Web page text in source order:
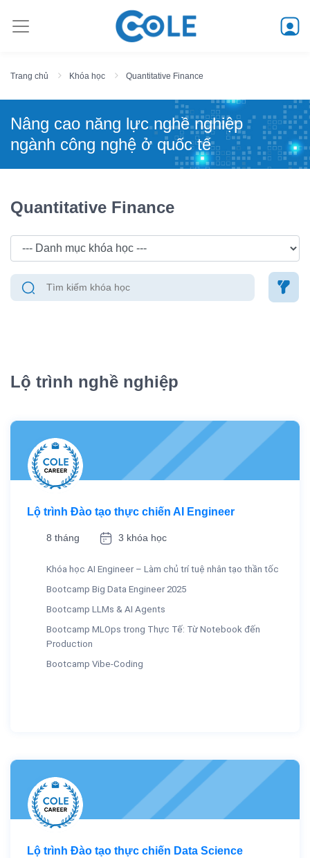
Trang chủ Khóa học Quantitative Finance
Nâng cao năng lực nghề nghiệp
ngành công nghệ ở quốc tế
Quantitative Finance
Lộ trình nghề nghiệp
Lộ trình Đào tạo thực chiến AI Engineer
8 tháng 3 khóa học
Khóa học AI Engineer – Làm chủ trí tuệ nhân tạo thần tốc
Bootcamp Big Data Engineer 2025
Bootcamp LLMs & AI Agents
Bootcamp MLOps trong Thực Tế: Từ Notebook đến
Production
Bootcamp Vibe-Coding
Lộ trình Đào tạo thực chiến Data Science